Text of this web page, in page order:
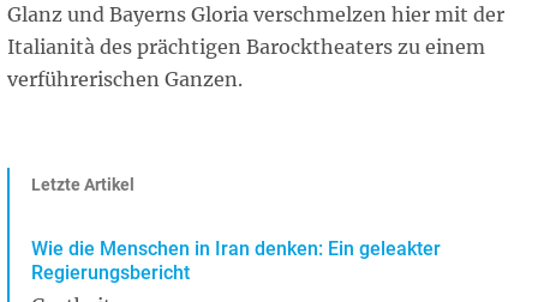
Glanz und Bayerns Gloria verschmelzen hier mit der
Italianità des prächtigen Barocktheaters zu einem
verführerischen Ganzen.
Letzte Artikel
Wie die Menschen in Iran denken: Ein geleakter
Regierungsbericht